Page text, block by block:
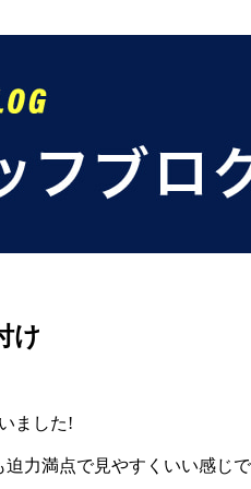
け
ました!
力満点で見やすくいい感じ